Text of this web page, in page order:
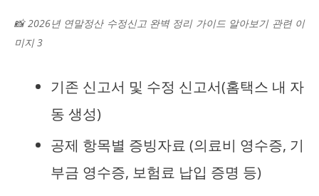
📸 2026년 연말정산 수정신고 완벽 정리 가이드 알아보기 관련 이
미지 3
기존 신고서 및 수정 신고서(홈택스 내 자
동 생성)
공제 항목별 증빙자료 (의료비 영수증, 기
부금 영수증, 보험료 납입 증명 등)